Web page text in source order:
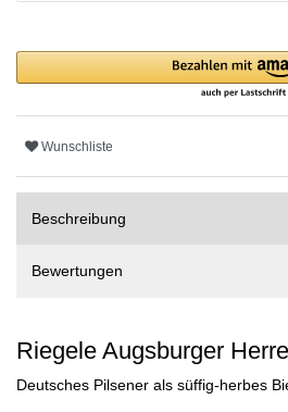
Wunschliste
Beschreibung
Bewertungen
Riegele Augsburger
Deutsches Pilsener als süffig-herbes